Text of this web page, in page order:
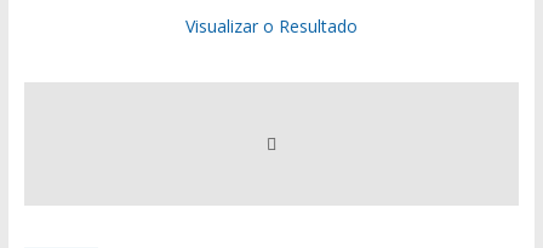
Visualizar o Resultado